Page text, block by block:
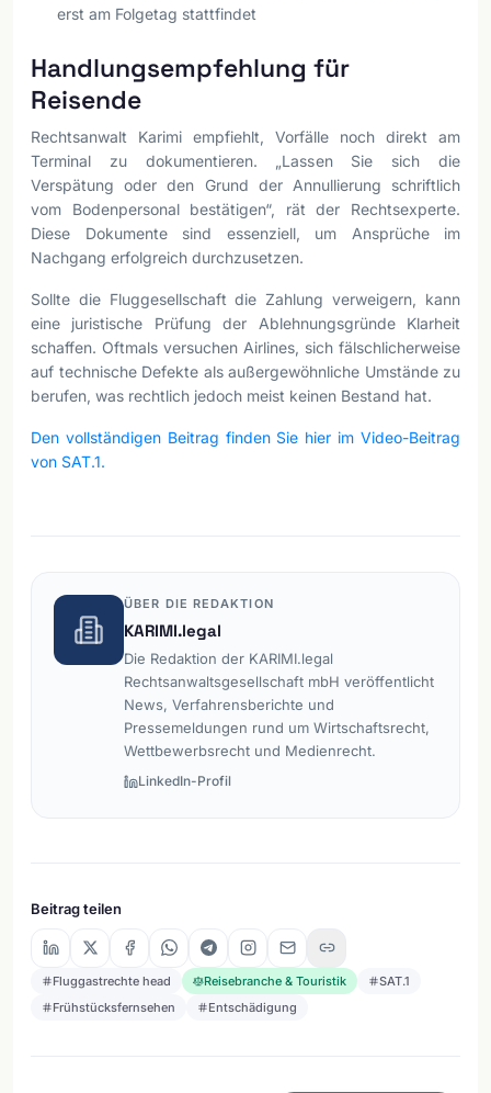
erst am Folgetag stattfindet
Handlungsempfehlung für
Reisende
Rechtsanwalt Karimi empfiehlt, Vorfälle noch direkt am
Terminal zu dokumentieren. „Lassen Sie sich die
Verspätung oder den Grund der Annullierung schriftlich
vom Bodenpersonal bestätigen“, rät der Rechtsexperte.
Diese Dokumente sind essenziell, um Ansprüche im
Nachgang erfolgreich durchzusetzen.
Sollte die Fluggesellschaft die Zahlung verweigern, kann
eine juristische Prüfung der Ablehnungsgründe Klarheit
schaffen. Oftmals versuchen Airlines, sich fälschlicherweise
auf technische Defekte als außergewöhnliche Umstände zu
berufen, was rechtlich jedoch meist keinen Bestand hat.
Den vollständigen Beitrag finden Sie hier im Video-Beitrag
von SAT.1.
ÜBER DIE REDAKTION
KARIMI.legal
Die Redaktion der KARIMI.legal
Rechtsanwaltsgesellschaft mbH veröffentlicht
News, Verfahrensberichte und
Pressemeldungen rund um Wirtschaftsrecht,
Wettbewerbsrecht und Medienrecht.
LinkedIn-Profil
Beitrag teilen
Fluggastrechte head Reisebranche & Touristik
SAT.1
Frühstücksfernsehen
Entschädigung